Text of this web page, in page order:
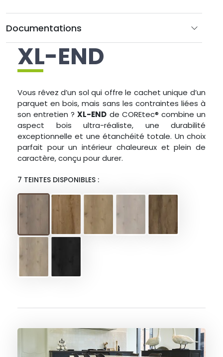
XL-END
Vous rêvez d’un sol qui offre le cachet unique d’un
parquet en bois, mais sans les contraintes liées à
son entretien ?XL-END de COREtec® combine un
aspect bois ultra-réaliste, une durabilité
exceptionnelle et une étanchéité totale. Un choix
parfait pour un intérieur chaleureux et plein de
caractère, conçu pour durer.
7 TEINTES DISPONIBLES :
Documentations